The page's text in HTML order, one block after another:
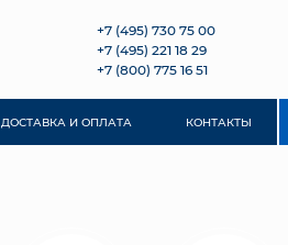
+7 (495) 730 75 00
+7 (495) 221 18 29
+7 (800) 775 16 51
ДОСТАВКА И ОПЛАТА КОНТАКТЫ